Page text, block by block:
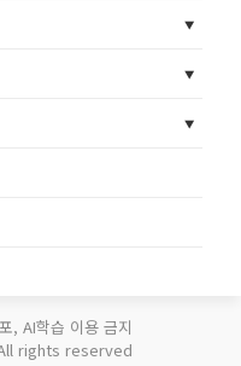
, AI학습 이용 금지
rights reserved